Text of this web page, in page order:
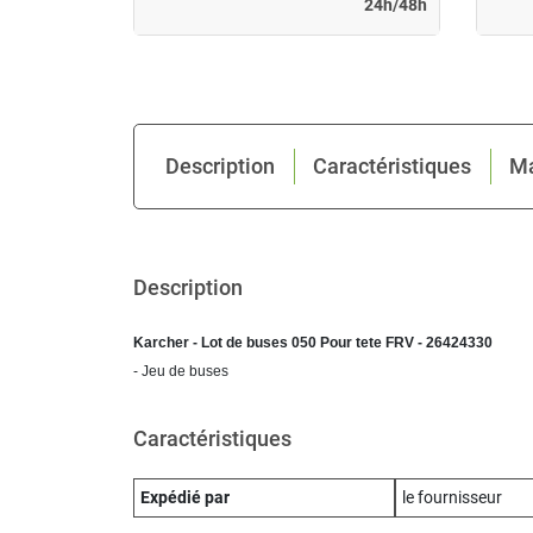
24h/48h
Description Caractéristiques
Description
Karcher - Lot de buses 050 Pour tete FRV - 26424330
- Jeu de buses
Caractéristiques
Expédié par le fournisseur